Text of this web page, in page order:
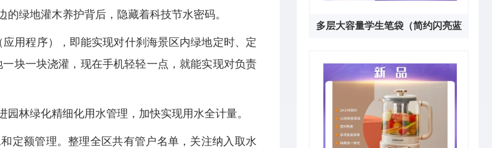
绿地灌木养护背后，隐藏着科技节水密码。
用程序），即能实现对什刹海景区内绿地定时、定
块一块浇灌，现在手机轻轻一点，就能实现对负责
林绿化精细化用水管理，加快实现用水全计量。
定额管理。整理全区共有管户名单，关注纳入取水
多层大容量学生笔袋（简约闪亮蓝